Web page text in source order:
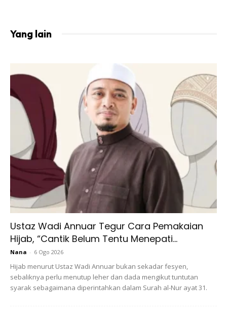
Yang lain
Ustaz Wadi Annuar Tegur Cara Pemakaian
Hijab, “Cantik Belum Tentu Menepati...
Nana - 6 Ogo 2026
Hijab menurut Ustaz Wadi Annuar bukan sekadar fesyen,
sebaliknya perlu menutup leher dan dada mengikut tuntutan
syarak sebagaimana diperintahkan dalam Surah al-Nur ayat 31.